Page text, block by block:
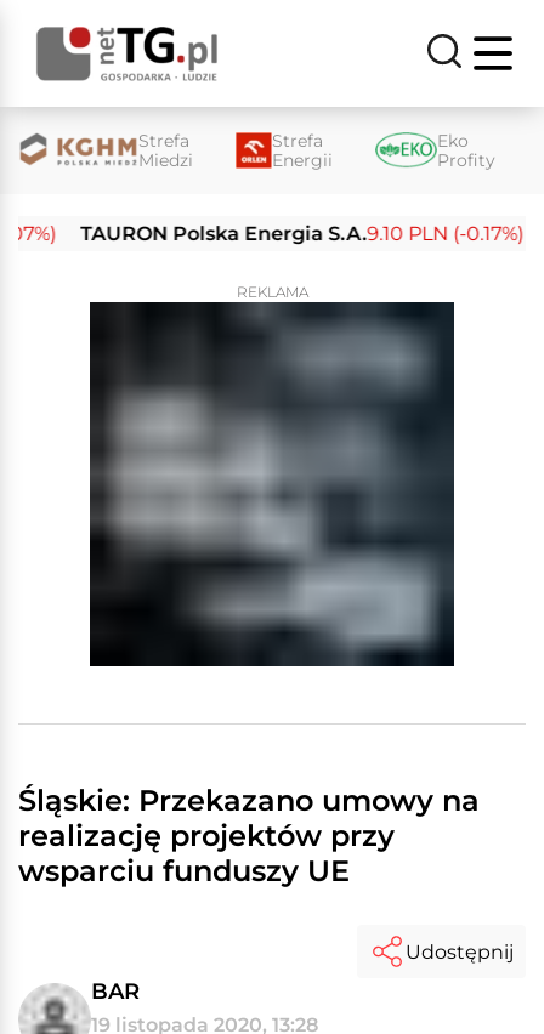
Strefa
Miedzi
Strefa
Energii
Eko
Profity
TAURON Polska Energia S.A.9.10 PLN (-0.17%)
REKLAMA
Śląskie: Przekazano umowy na
realizację projektów przy
wsparciu funduszy UE
BAR
19 listopada 2020, 13:28
Udostępnij